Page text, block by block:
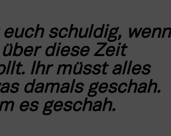
schuldig, wenn
diese Zeit
Ihr müsst alles
damals geschah.
es geschah.